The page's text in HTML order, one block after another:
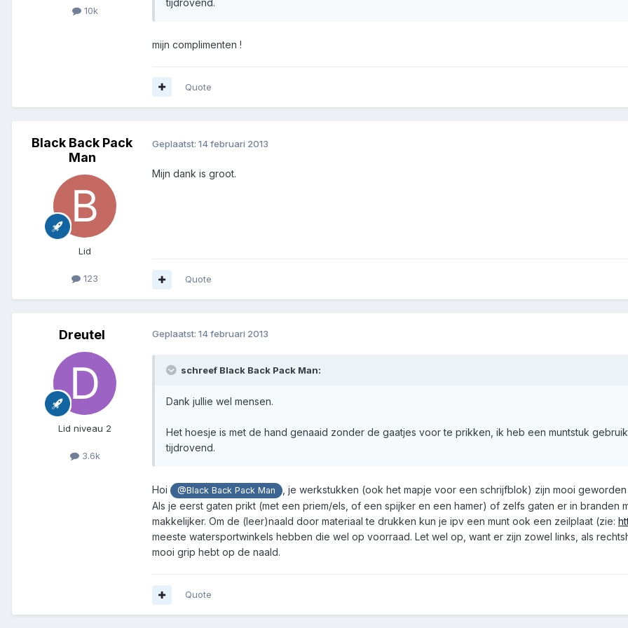
10k
tijdrovend.
mijn complimenten !
Quote
Black Back Pack
Man
Lid
123
Geplaatst: 14 februari 2013
Mijn dank is groot.
Quote
Dreutel
Lid niveau 2
3.6k
Geplaatst: 14 februari 2013
schreef Black Back Pack Man:
Dank jullie wel mensen.
Het hoesje is met de hand genaaid zonder de gaatjes voor te prikken, ik heb een muntstuk
tijdrovend.
Hoi @Black Back Pack Man
, je werkstukken (ook het mapje voor een schrijfblok) zijn mooi
Als je eerst gaten prikt (met een priem/els, of een spijker en een hamer) of zelfs gaten er in branden
makkelijker. Om de (leer)naald door materiaal te drukken kun je ipv een munt ook een zeilplaat (zie:
meeste watersportwinkels hebben die wel op voorraad. Let wel op, want er zijn zowel links, als
mooi grip hebt op de naald.
Quote